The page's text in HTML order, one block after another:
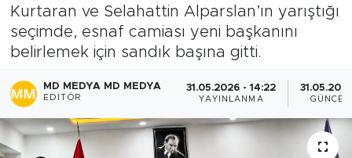
Kurtaran ve Selahattin Alparslan’ın yarıştığı
seçimde, esnaf camiası yeni başkanını
belirlemek için sandık başına gitti.
MD MEDYA MD MEDYA
EDITÖR
31.05.2026 - 14:22
YAYINLANMA
MD Prestij Dergisi
Siyaset
Spor
Yaşam
Haber Arşivi